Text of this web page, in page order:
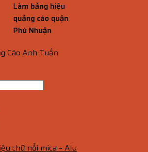
Làm bảng hiệu
quảng cáo quận
Phú Nhuận
Cáo Anh Tuấn
chữ nổi mica – Alu